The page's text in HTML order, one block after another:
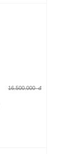
16.500.000 đ